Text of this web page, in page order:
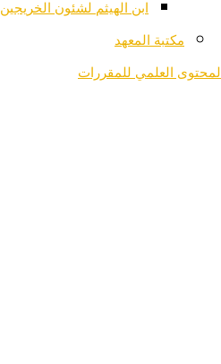
ابن الهيثم لشئون الخريجين
مكتبة المعهد
المحتوى العلمي للمقررات